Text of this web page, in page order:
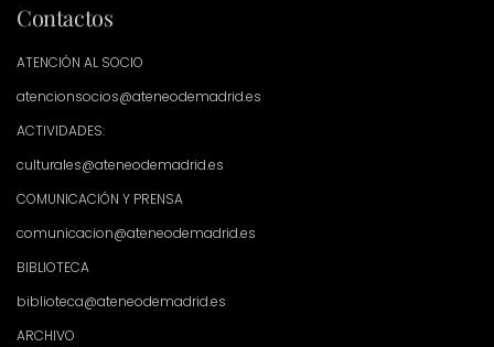
Contactos
ATENCIÓN AL SOCIO
atencionsocios@ateneodemadrid.es
ACTIVIDADES:
culturales@ateneodemadrid.es
COMUNICACIÓN Y PRENSA
comunicacion@ateneodemadrid.es
BIBLIOTECA
biblioteca@ateneodemadrid.es
ARCHIVO